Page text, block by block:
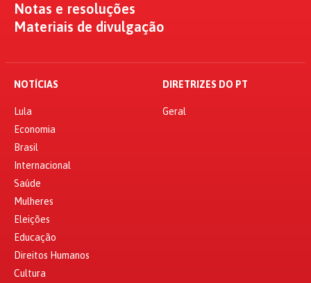
Notas e resoluções
Materiais de divulgação
NOTÍCIAS
Lula
Economia
Brasil
Internacional
Saúde
Mulheres
Eleições
Educação
Direitos Humanos
Cultura
DIRETRIZES DO PT
Geral